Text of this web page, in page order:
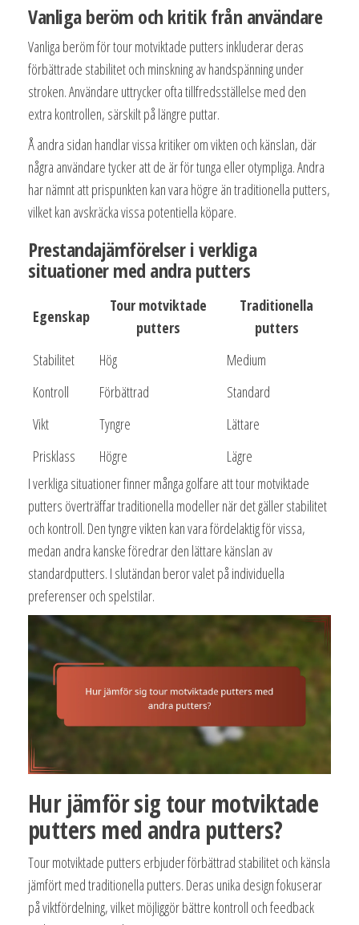
Vanliga beröm och kritik från användare
Vanliga beröm för tour motviktade putters inkluderar deras
förbättrade stabilitet och minskning av handspänning under
stroken. Användare uttrycker ofta tillfredsställelse med den
extra kontrollen, särskilt på längre puttar.
Å andra sidan handlar vissa kritiker om vikten och känslan, där
några användare tycker att de är för tunga eller otympliga. Andra
har nämnt att prispunkten kan vara högre än traditionella putters,
vilket kan avskräcka vissa potentiella köpare.
Prestandajämförelser i verkliga
situationer med andra putters
Egenskap
Tour motviktade
putters
Traditionella
putters
Stabilitet
Hög
Medium
Kontroll
Förbättrad
Standard
Vikt
Tyngre
Lättare
Prisklass
Högre
Lägre
I verkliga situationer finner många golfare att tour motviktade
putters överträffar traditionella modeller när det gäller stabilitet
och kontroll. Den tyngre vikten kan vara fördelaktig för vissa,
medan andra kanske föredrar den lättare känslan av
standardputters. I slutändan beror valet på individuella
preferenser och spelstilar.
Hur jämför sig tour motviktade
putters med andra putters?
Tour motviktade putters erbjuder förbättrad stabilitet och känsla
jämfört med traditionella putters. Deras unika design fokuserar
på viktfördelning, vilket möjliggör bättre kontroll och feedback